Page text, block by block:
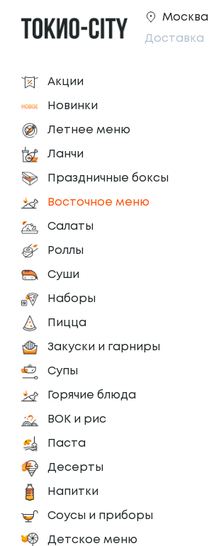
Москва
Доставка
Акции
Новинки
Летнее меню
Ланчи
Праздничные боксы
Восточное меню
Салаты
Роллы
Суши
Наборы
Пицца
Закуски и гарниры
Супы
Горячие блюда
ВОК и рис
Паста
Десерты
Напитки
Соусы и приборы
Детское меню